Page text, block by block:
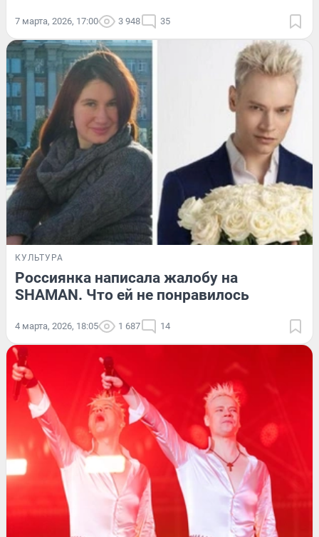
7 марта, 2026, 17:00 3 948 35
КУЛЬТУРА
Россиянка написала жалобу на
SHAMAN. Что ей не понравилось
4 марта, 2026, 18:05 1 687 14